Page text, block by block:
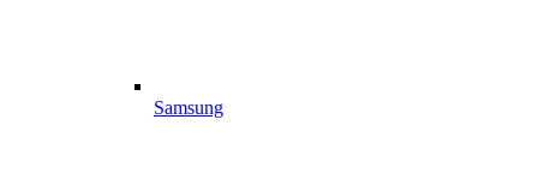
Samsung